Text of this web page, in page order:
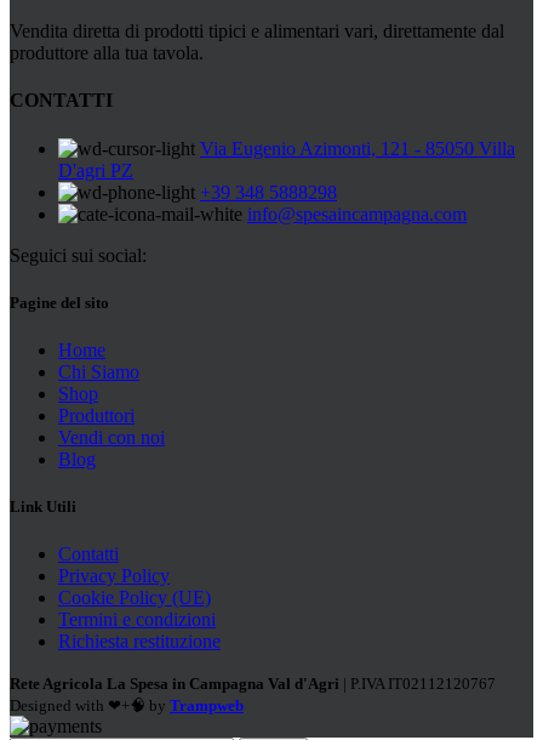
Sott’oli e conserve
Sughi pronti e passate
Tisane
Vino e liquori
Zuppe secche e pronte
Vendita diretta di prodotti tipici e alimentari vari, direttamente dal
produttore alla tua tavola.
CONTATTI
Via Eugenio Azimonti, 121 - 85050 Villa
D'agri PZ
+39 348 5888298
info@spesaincampagna.com
Seguici sui social:
Pagine del sito
Home
Chi Siamo
Shop
Produttori
Vendi con noi
Blog
Link Utili
Contatti
Privacy Policy
Cookie Policy (UE)
Termini e condizioni
Richiesta restituzione
Rete Agricola La Spesa in Campagna Val d'Agri | P.IVA IT02112120767
Designed with ❤+🧠 by Trampweb